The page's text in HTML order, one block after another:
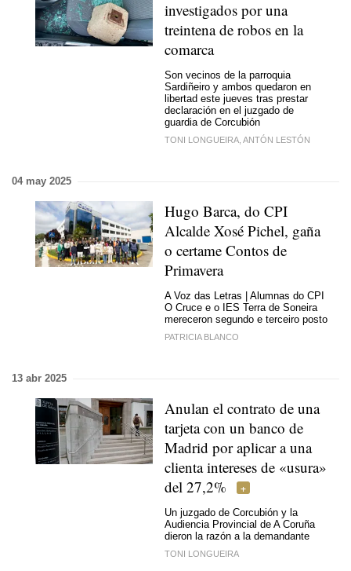
investigados por una
treintena de robos en la
comarca
Son vecinos de la parroquia
Sardiñeiro y ambos quedaron en
libertad este jueves tras prestar
declaración en el juzgado de
guardia de Corcubión
TONI LONGUEIRA, ANTÓN LESTÓN
04 may 2025
Hugo Barca, do CPI
Alcalde Xosé Pichel, gaña
o certame Contos de
Primavera
A Voz das Letras | Alumnas do CPI
O Cruce e o IES Terra de Soneira
mereceron segundo e terceiro posto
PATRICIA BLANCO
13 abr 2025
Anulan el contrato de una
tarjeta con un banco de
Madrid por aplicar a una
clienta intereses de «usura»
del 27,2%
Un juzgado de Corcubión y la
Audiencia Provincial de A Coruña
dieron la razón a la demandante
TONI LONGUEIRA